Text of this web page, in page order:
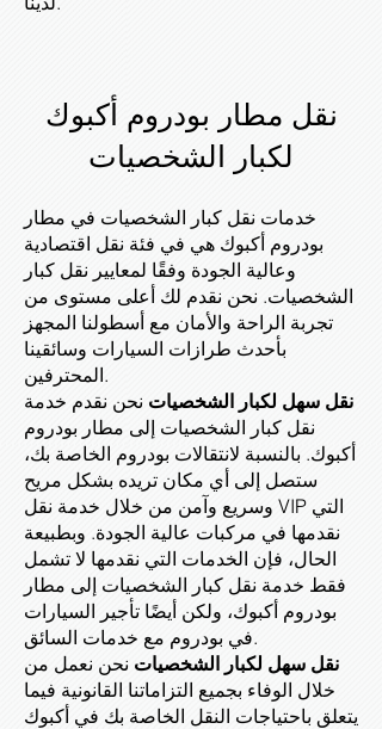
نقل مطار بودروم أكبوك
لكبار الشخصيات
خدمات نقل كبار الشخصيات في مطار
بودروم أكبوك هي في فئة نقل اقتصادية
وعالية الجودة وفقًا لمعايير نقل كبار
الشخصيات. نحن نقدم لك أعلى مستوى من
تجربة الراحة والأمان مع أسطولنا المجهز
بأحدث طرازات السيارات وسائقينا
المحترفين.
نقل سهل لكبار الشخصيات نحن نقدم خدمة
نقل كبار الشخصيات إلى مطار بودروم
أكبوك. بالنسبة لانتقالات بودروم الخاصة بك،
ستصل إلى أي مكان تريده بشكل مريح
وسريع وآمن من خلال خدمة نقل VIP التي
نقدمها في مركبات عالية الجودة. وبطبيعة
الحال، فإن الخدمات التي نقدمها لا تشمل
فقط خدمة نقل كبار الشخصيات إلى مطار
بودروم أكبوك، ولكن أيضًا تأجير السيارات
في بودروم مع خدمات السائق.
نقل سهل لكبار الشخصيات نحن نعمل من
خلال الوفاء بجميع التزاماتنا القانونية فيما
يتعلق باحتياجات النقل الخاصة بك في أكبوك